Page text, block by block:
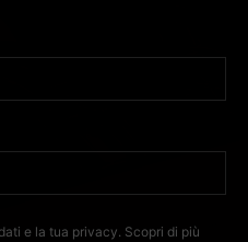
e la tua privacy. Scopri di più